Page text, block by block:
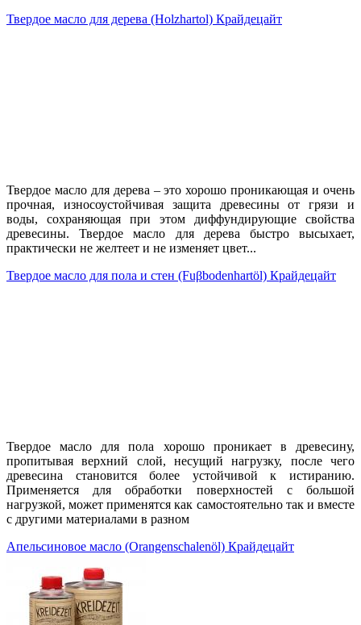
Твердое масло для дерева (Holzhartol) Крайдецайт
Твердое масло для дерева – это хорошо проникающая и очень
прочная, износоустойчивая защита древесины от грязи и
воды, сохраняющая при этом диффундирующие свойства
древесины. Твердое масло для дерева быстро высыхает,
практически не желтеет и не изменяет цвет...
Твердое масло для пола и стен (Fuβbodenhartöl) Крайдецайт
Твердое масло для пола хорошо проникает в древесину,
пропитывая верхний слой, несущий нагрузку, после чего
древесина становится более устойчивой к истиранию.
Применяется для обработки поверхностей с большой
нагрузкой, может применятся как самостоятельно так и вместе
с другими материалами в разном
Апельсиновое масло (Orangenschalenöl) Крайдецайт